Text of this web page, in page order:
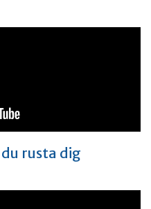
rusta dig